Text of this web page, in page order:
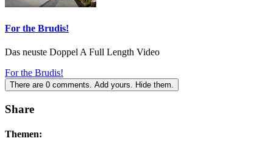
For the Brudis!
Das neuste Doppel A Full Length Video
For the Brudis!
There are 0 comments. Add yours. Hide them.
Share
Themen: